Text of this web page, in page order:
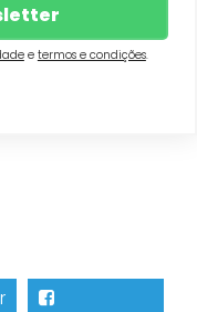
e termos e condições.